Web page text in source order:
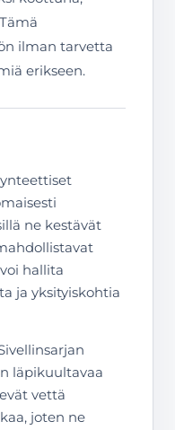
ilman tarvetta
erikseen.
ne kestävät
hallita
ja yksityiskohtia
läpikuultavaa
vettä
joten ne